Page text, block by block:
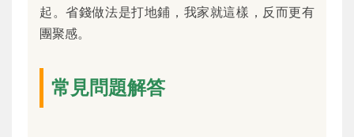
起。省錢做法是打地鋪，我家就這樣，反而更有
團聚感。
常見問題解答